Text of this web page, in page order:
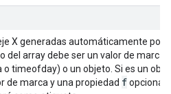
X generadas automáticamente por
del array debe ser un valor de marca
timeofday) o un objeto. Si es un
de marca y una propiedad fopcional